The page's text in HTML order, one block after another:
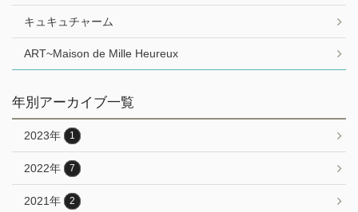
キュキュチャーム
ART~Maison de Mille Heureux
年別アーカイブ一覧
2023年 1
2022年 7
2021年 2